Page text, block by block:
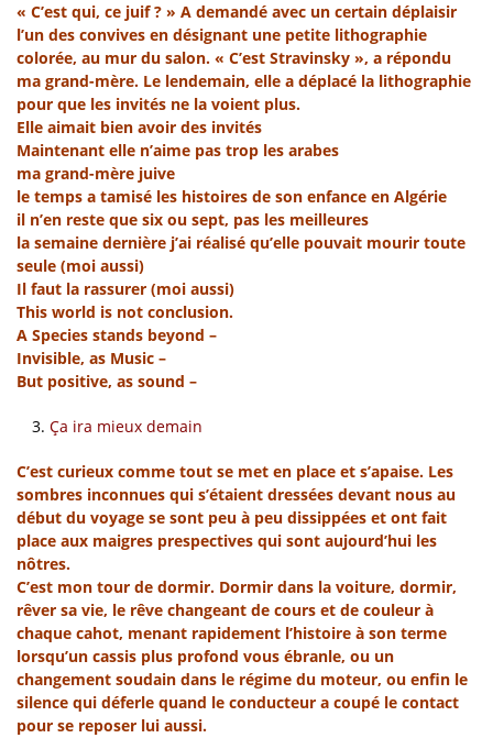
« C’est qui, ce juif ? » A demandé avec un certain déplaisir
l’un des convives en désignant une petite lithographie
colorée, au mur du salon. « C’est Stravinsky », a répondu
ma grand-mère. Le lendemain, elle a déplacé la lithographie
pour que les invités ne la voient plus.
Elle aimait bien avoir des invités
Maintenant elle n’aime pas trop les arabes
ma grand-mère juive
le temps a tamisé les histoires de son enfance en Algérie
il n’en reste que six ou sept, pas les meilleures
la semaine dernière j’ai réalisé qu’elle pouvait mourir toute
seule (moi aussi)
Il faut la rassurer (moi aussi)
This world is not conclusion.
A Species stands beyond –
Invisible, as Music –
But positive, as sound –
Ça ira mieux demain
C’est curieux comme tout se met en place et s’apaise. Les
sombres inconnues qui s’étaient dressées devant nous au
début du voyage se sont peu à peu dissippées et ont fait
place aux maigres prespectives qui sont aujourd’hui les
nôtres.
C’est mon tour de dormir. Dormir dans la voiture, dormir,
rêver sa vie, le rêve changeant de cours et de couleur à
chaque cahot, menant rapidement l’histoire à son terme
lorsqu’un cassis plus profond vous ébranle, ou un
changement soudain dans le régime du moteur, ou enfin le
silence qui déferle quand le conducteur a coupé le contact
pour se reposer lui aussi.